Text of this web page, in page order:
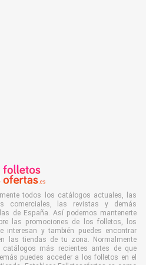
todos los catálogos actuales, las
comerciales, las revistas y demás
de España. Así podemos mantenerte
las promociones de los folletos, los
interesan y también puedes encontrar
las tiendas de tu zona. Normalmente
más recientes antes de que
puedes acceder a los folletos en el